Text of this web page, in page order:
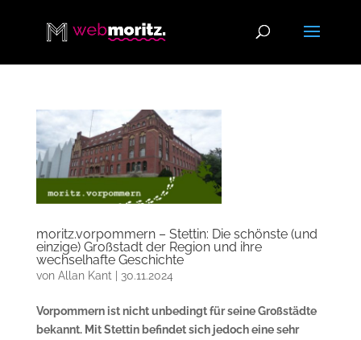
moritz.vorpommern – Stettin: Die schönste (und
einzige) Großstadt der Region und ihre
wechselhafte Geschichte
von Allan Kant 30.11.2024
Vorpommern ist nicht unbedingt für seine Großstädte
bekannt. Mit Stettin befindet sich jedoch eine sehr